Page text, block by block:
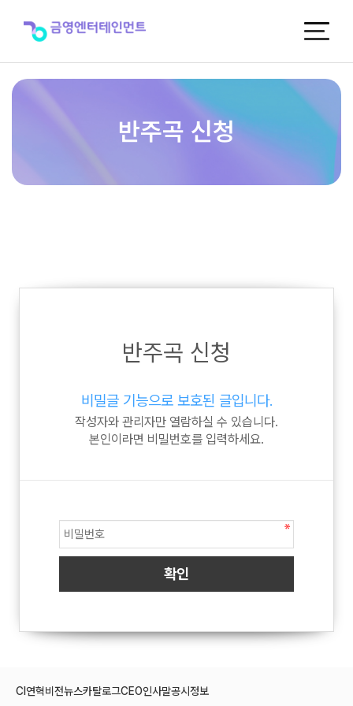
반주곡 신청
반주곡 신청
비밀글 기능으로 보호된 글입니다.
작성자와 관리자만 열람하실 수 있습니다.
본인이라면 비밀번호를 입력하세요.
CI 연혁비전뉴스카탈로그CEO인사말공시정보